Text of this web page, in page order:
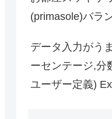
(primasole)バラ
データ入力がう
ーセンテージ,分
ユーザー定義)